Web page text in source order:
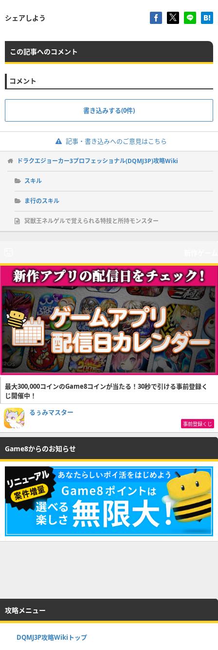
シェアしよう
この記事へのコメント
コメント
書き込みする(0件)
記事・書き込みへのご意見はこちら
ドラクエジョーカー3プロフェッショナル(DQMJ3P)攻略Wiki
スキル
ま行のスキル
冥獣王ネルゲルで覚えられる特技と所持モンスター
最大300,000コインのGame8コインが当たる！30秒で引ける事前登録く
じ開催中！
るぅみマスター
事前登録くじ
Game8からのお知らせ
攻略メニュー
DQMJ3P攻略Wikiトップ